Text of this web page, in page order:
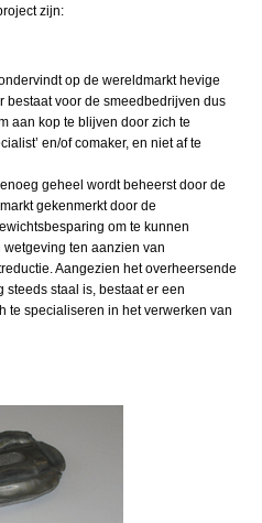
zijn:
op de wereldmarkt hevige
bestaat voor de smeedbedrijven dus
aan kop te blijven door zich te
en/of comaker, en niet af te
geheel wordt beheerst door de
gekenmerkt door de
om te kunnen
ten aanzien van
Aangezien het overheersende
staal is, bestaat er een
te specialiseren in het verwerken van